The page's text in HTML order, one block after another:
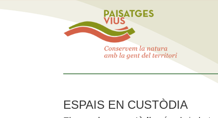
ESPAIS EN CUSTÒDIA